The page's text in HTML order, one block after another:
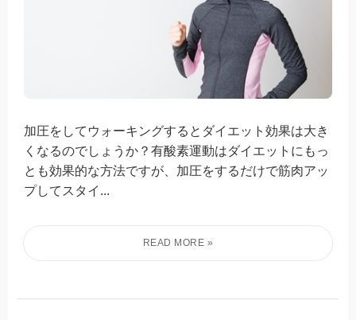
加圧をしてウォーキングするとダイエット効果は大き
くなるのでしょうか？有酸素運動はダイエットにもっ
とも効果的な方法ですが、加圧をするだけで筋肉アッ
プしてスタイ...